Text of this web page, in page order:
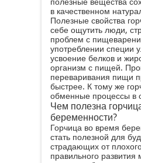
в качественном
Полезные свойства
себе ощутить люди,
проблем с
употреблении специи
усвоение белков и
организм с пищей.
переваривания пищи
быстрее. К тому же
обменные процессы в
Чем полезна
беременности?
Горчица во время
стать полезной для
страдающих от
правильного